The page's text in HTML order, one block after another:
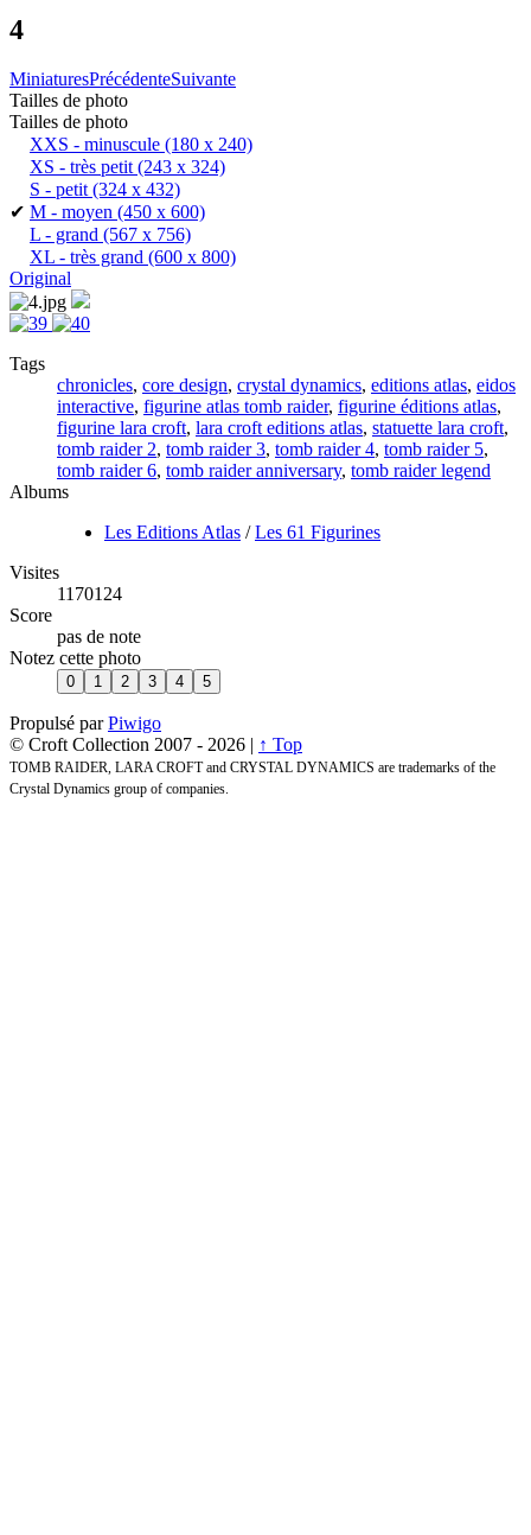
4
MiniaturesPrécédenteSuivante
Tailles de photo
Tailles de photo
XXS - minuscule (180 x 240)
XS - très petit(243 x 324)
S - petit(324 x 432)
✔ M - moyen (450 x 600)
L - grand (567 x 756)
XL - très grand (600 x 800)
Original
Tags
chronicles, core design, crystal dynamics, editions atlas, eidos
interactive, figurine atlas tomb raider, figurine éditions atlas,
figurine lara croft, lara croft editions atlas, statuette lara croft,
tomb raider 2, tomb raider 3, tomb raider 4, tomb raider 5,
tomb raider 6, tomb raider anniversary, tomb raider legend
Albums
Les Editions Atlas /Les 61 Figurines
Visites
1170124
Score
pas de note
Notez cette photo
Propulsé parPiwigo
© Croft Collection 2007 - 2026 | ↑ Top
TOMB RAIDER, LARA CROFT and CRYSTAL DYNAMICS are trademarks of the
Crystal Dynamics group of companies.